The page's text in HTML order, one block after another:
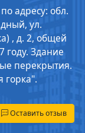
адресу: обл.
ул.
, д. 2, общей
году. Здание
перекрытия.
Оставить отзыв